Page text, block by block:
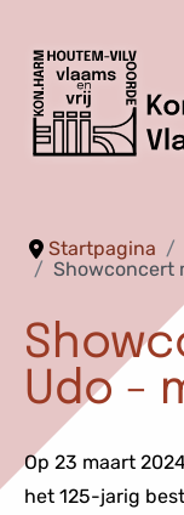
Startpagina
Showconcert
Udo -
Op 23 maart
het 125-jarig